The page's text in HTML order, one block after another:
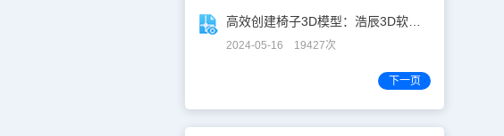
2024-05-16 19427次
下一页